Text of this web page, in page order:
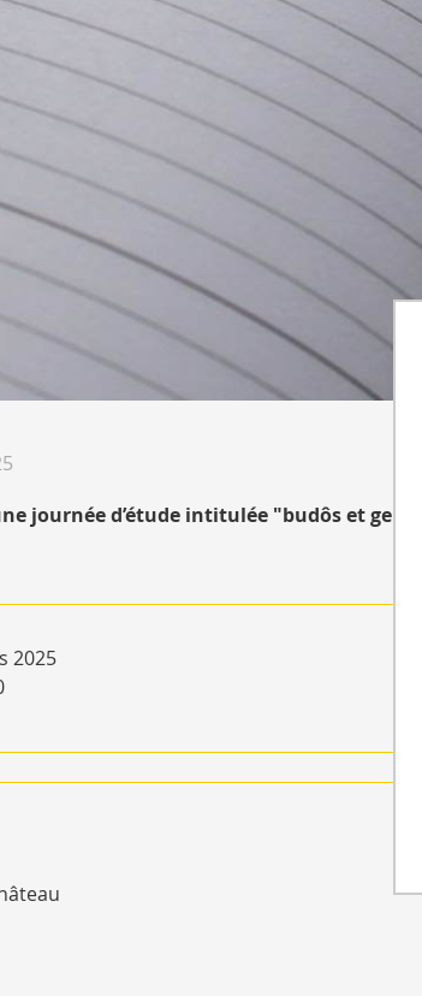
journée d’étude intitulée "budôs et
2025